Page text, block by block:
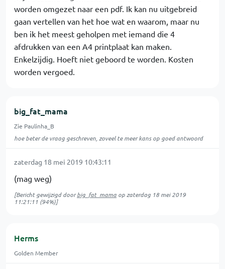
worden omgezet naar een pdf. Ik kan nu uitgebreid
gaan vertellen van het hoe wat en waarom, maar nu
ben ik het meest geholpen met iemand die 4
afdrukken van een A4 printplaat kan maken.
Enkelzijdig. Hoeft niet geboord te worden. Kosten
worden vergoed.
big_fat_mama
Zie Paulinha_B
hoe beter de vraag geschreven, zoveel te meer kans op goed antwoord
zaterdag 18 mei 2019 10:43:11
(mag weg)
[Bericht gewijzigd doorbig_fat_mama op zaterdag 18 mei 2019
11:21:11 (94%)]
Herms
Golden Member